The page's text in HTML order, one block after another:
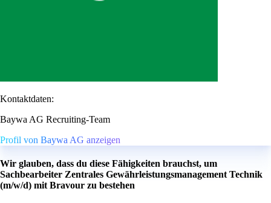
Kontaktdaten:
Baywa AG Recruiting-Team
Profil von Baywa AG anzeigen
Wir glauben, dass du diese Fähigkeiten brauchst, um
Sachbearbeiter Zentrales Gewährleistungsmanagement Technik
(m/w/d) mit Bravour zu bestehen